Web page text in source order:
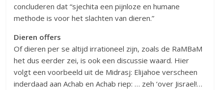
concluderen dat “sjechita een pijnloze en humane
methode is voor het slachten van dieren.”
Dieren offers
Of dieren per se altijd irrationeel zijn, zoals de RaMBaM
het dus eerder zei, is ook een discussie waard. Hier
volgt een voorbeeld uit de Midrasj: Elijahoe verscheen
inderdaad aan Achab en Achab riep: … zeh ‘over Jisrael!…